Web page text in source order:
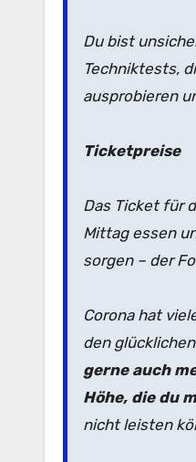
Du bist
Techniktests,
ausprobieren
Ticketpreise
Das Ticket für
Mittag essen
sorgen – der
Corona hat
den
gerne auch
Höhe, die du
nicht leisten